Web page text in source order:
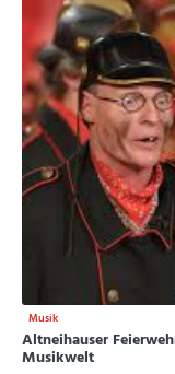
Musik
Altneihauser
Musikwelt